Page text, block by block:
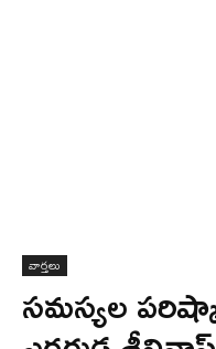
వార్త‌లు
సమస్యల